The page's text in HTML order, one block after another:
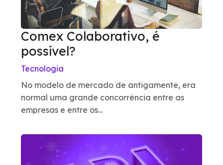
Comex Colaborativo, é
possível?
Tecnologia
No modelo de mercado de antigamente, era
normal uma grande concorrência entre as
empresas e entre os...